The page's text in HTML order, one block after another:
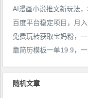
百度平台稳定项目，月
免费玩转获取宝妈粉，
随机文章